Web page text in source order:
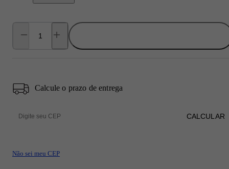
Calcule o prazo de entrega
Não sei meu CEP
CALCULAR